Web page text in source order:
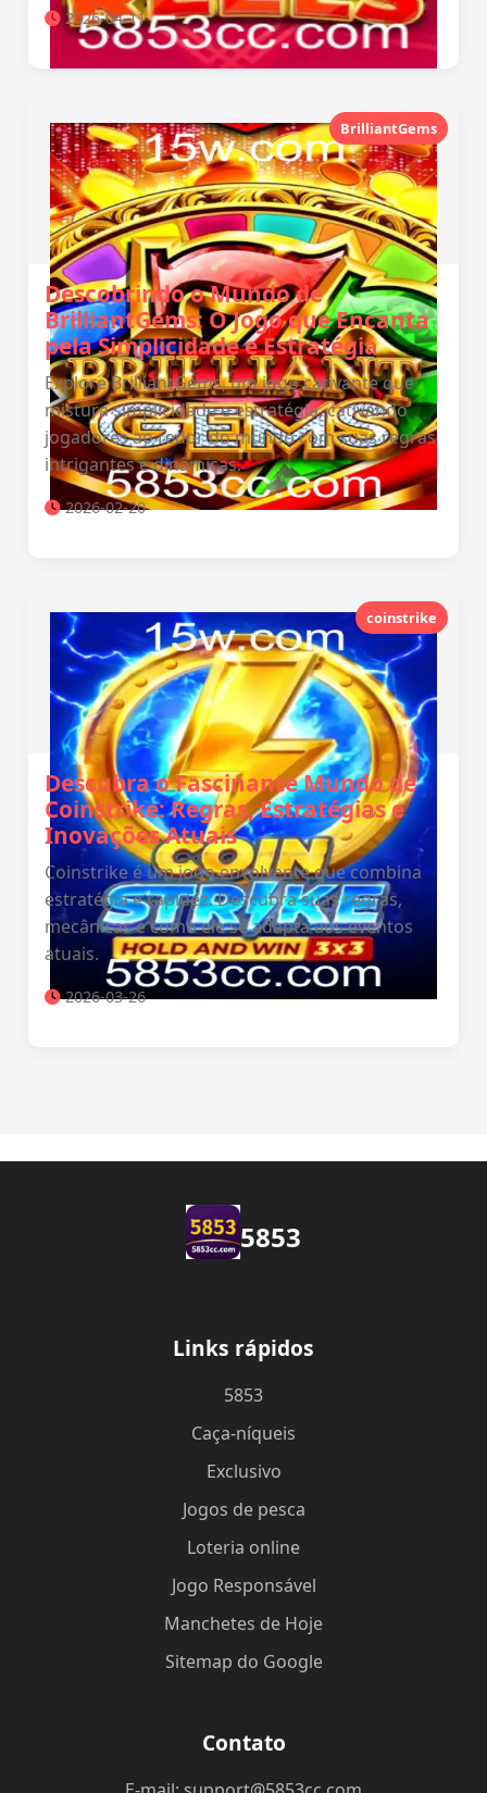
2026-04-11
BrilliantGems
Descobrindo o Mundo de
BrilliantGems: O Jogo que Encanta
pela Simplicidade e Estratégia
Explore BrilliantGems, um jogo cativante que
mistura simplicidade e estratégia, cativando
jogadores ao redor do mundo com suas regras
intrigantes e dinâmicas.
2026-02-20
coinstrike
Descubra o Fascinante Mundo de
Coinstrike: Regras, Estratégias e
Inovações Atuais
Coinstrike é um jogo envolvente que combina
estratégia e rapidez. Descubra suas regras,
mecânicas e como ele se adapta aos eventos
atuais.
2026-03-26
5853
Links rápidos
5853
Caça-níqueis
Exclusivo
Jogos de pesca
Loteria online
Jogo Responsável
Manchetes de Hoje
Sitemap do Google
Contato